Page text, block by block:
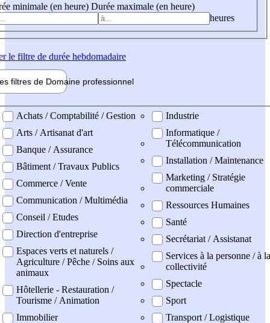
minimale (en heure) Durée maximale (en heure)
heures
le filtre de durée hebdomadaire
filtres de Domaine professionnel
professionel
Achats / Comptabilité / Gestion
Arts / Artisanat d'art
Banque / Assurance
Bâtiment / Travaux Publics
Commerce / Vente
Communication / Multimédia
Conseil / Etudes
Direction d'entreprise
Espaces verts et naturels /
Agriculture / Pêche / Soins aux
animaux
Hôtellerie - Restauration /
Tourisme / Animation
Immobilier
Industrie
Informatique /
Télécommunication
Installation / Maintenance
Marketing / Stratégie
commerciale
Ressources Humaines
Santé
Secrétariat / Assistanat
Services à la personne / à la
collectivité
Spectacle
Sport
Transport / Logistique